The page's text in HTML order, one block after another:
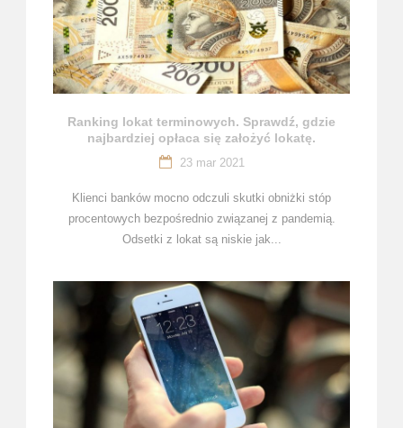
Ranking lokat terminowych. Sprawdź, gdzie
najbardziej opłaca się założyć lokatę.
23 mar 2021
Klienci banków mocno odczuli skutki obniżki stóp
procentowych bezpośrednio związanej z pandemią.
Odsetki z lokat są niskie jak...